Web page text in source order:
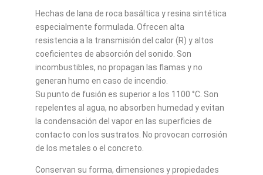
Hechas de lana de roca basáltica y resina sintética
especialmente formulada. Ofrecen alta
resistencia a la transmisión del calor (R) y altos
coeficientes de absorción del sonido. Son
incombustibles, no propagan las flamas y no
generan humo en caso de incendio.
Su punto de fusión es superior a los 1100 °C. Son
repelentes al agua, no absorben humedad y evitan
la condensación del vapor en las superficies de
contacto con los sustratos. No provocan corrosión
de los metales o el concreto.
Conservan su forma, dimensiones y propiedades